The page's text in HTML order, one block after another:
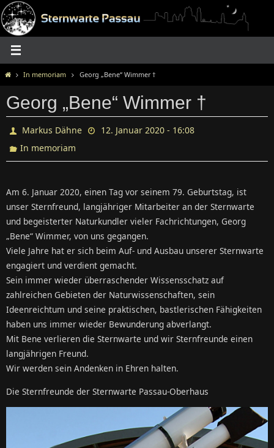
Zum
Inhalt
springen
HomeIn memoriam Georg „Bene“ Wimmer †
Georg „Bene“ Wimmer †
Markus Dähne
12. Januar 2020 - 16:08
In memoriam
Am 6. Januar 2020, einen Tag vor seinem 79. Geburtstag, ist
unser Sternfreund, langjähriger Mitarbeiter an der Sternwarte
und begeisterter Naturkundler vieler Fachrichtungen, Georg
„Bene“ Wimmer, von uns gegangen.
Viele Jahre hat er sich beim Auf- und Ausbau unserer Sternwarte
engagiert und verdient gemacht.
Sein immer wieder überraschender Wissensschatz auf
zahlreichen Gebieten der Naturwissenschaften, sein
Ideenreichtum und seine praktischen, bastlerischen Fähigkeiten
haben uns immer wieder Bewunderung abverlangt.
Mit Bene verlieren die Sternwarte und wir Sternfreunde einen
langjährigen Freund.
Wir werden sein Andenken in Ehren halten.
Die Sternfreunde der Sternwarte Passau-Oberhaus